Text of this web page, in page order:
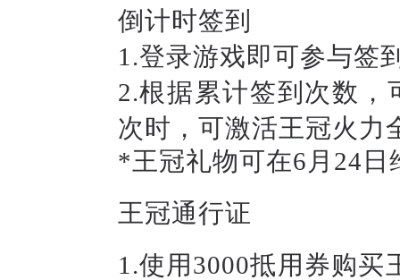
倒计时签到
1.登录游戏即可参与签
2.根据累计签到次数，
次时，可激活王冠火力
*王冠礼物可在6月24日
王冠通行证
1.使用3000抵用券购